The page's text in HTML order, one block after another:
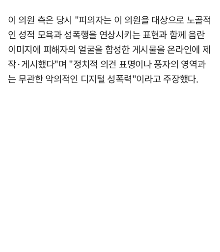
이 의원 측은 당시 "피의자는 이 의원을 대상으로 노골적
인 성적 모욕과 성폭행을 연상시키는 표현과 함께 음란
이미지에 피해자의 얼굴을 합성한 게시물을 온라인에 제
작·게시했다"며 "정치적 의견 표명이나 풍자의 영역과
는 무관한 악의적인 디지털 성폭력"이라고 주장했다.